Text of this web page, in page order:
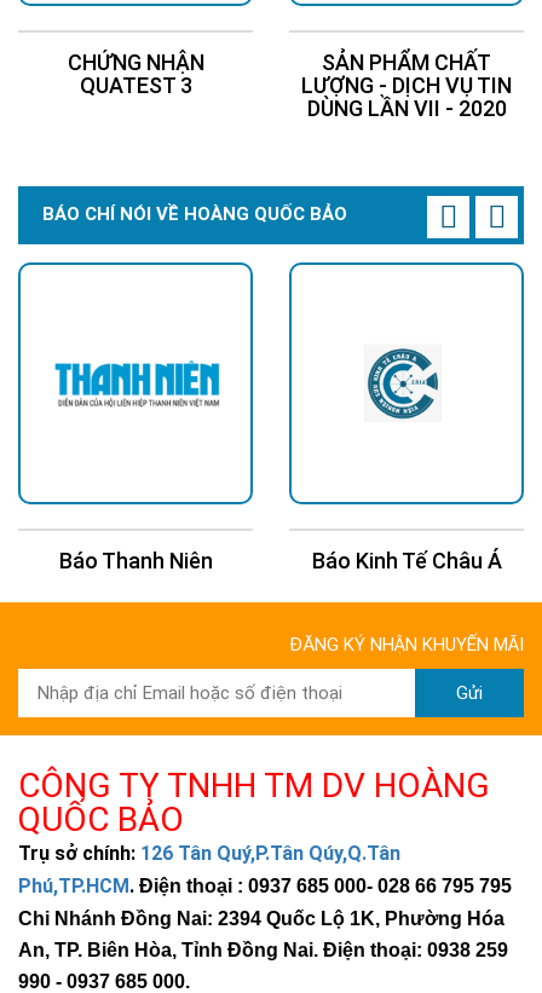
CHỨNG NHẬN
QUATEST 3
SẢN PHẨM CHẤT
LƯỢNG - DỊCH VỤ TIN
DÙNG LẦN VII - 2020
BÁO CHÍ NÓI VỀ HOÀNG QUỐC BẢO
Báo Thanh Niên Báo Kinh Tế Châu Á
ĐĂNG KÝ NHẬN KHUYẾN MÃI
Gửi
CÔNG TY TNHH TM DV HOÀNG
QUỐC BẢO
Trụ sở chính: 126 Tân Quý,P.Tân Qúy,Q.Tân
Phú,TP.HCM. Điện thoại : 0937 685 000- 028 66 795 795
Chi Nhánh Đồng Nai: 2394 Quốc Lộ 1K, Phường Hóa
An, TP. Biên Hòa, Tỉnh Đồng Nai. Điện thoại: 0938 259
990 - 0937 685 000.